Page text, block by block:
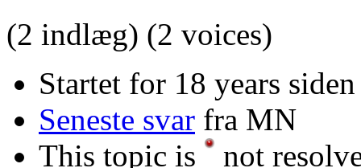
(2 indlæg) (2 voices)
Startet for 18 years
Seneste svar fra MN
This topic is
not